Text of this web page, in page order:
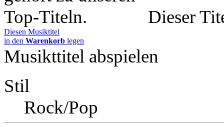
Dieser
Diesen Musiktitel
in den Warenkorb legen
Musikttitel abspielen
Stil
Rock/Pop